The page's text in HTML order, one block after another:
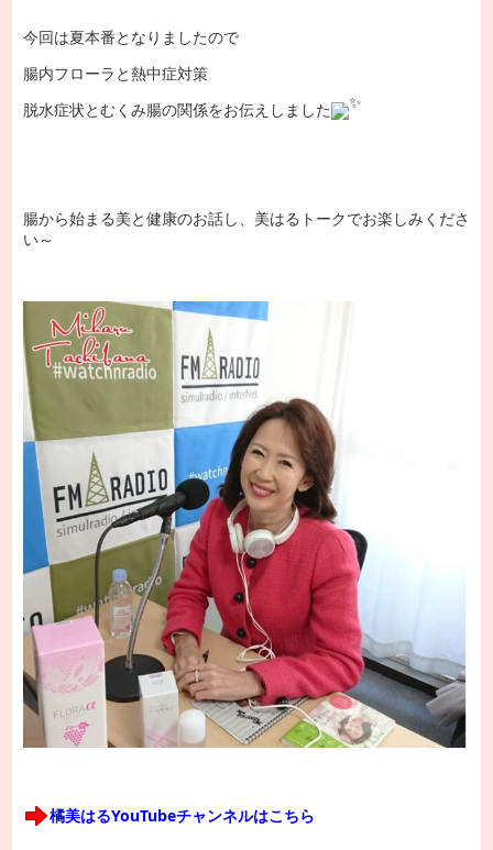
今回は夏本番となりましたので
腸内フローラと熱中症対策
脱水症状とむくみ腸の関係をお伝えしました
腸から始まる美と健康のお話し、美はるトークでお楽しみくださ
い～
橘美はるYouTubeチャンネルはこちら